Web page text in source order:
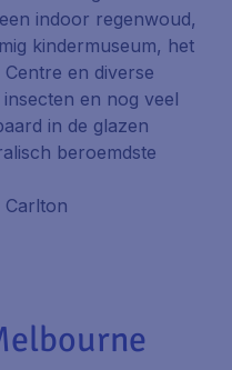
indoor regenwoud,
kindermuseum, het
en diverse
en nog veel
in de glazen
beroemdste
Carlton